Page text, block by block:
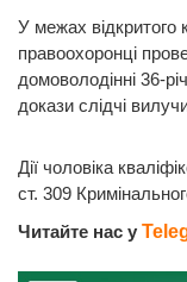
У межах відкритого
правоохоронці
домоволодінні 36-
докази слідчі
Дії чоловіка
ст. 309
Читайте нас у